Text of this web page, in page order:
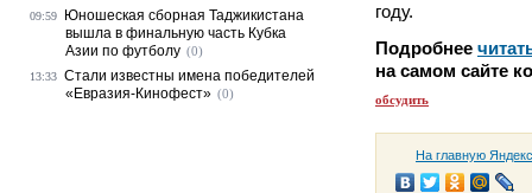
году.
Подробнее
на самом сайте
обсудить
На главную
09:59
Юношеская сборная Таджикистана
вышла в финальную часть Кубка
Азии по футболу (0)
13:33 Стали известны имена победителей
«Евразия-Кинофест» (0)